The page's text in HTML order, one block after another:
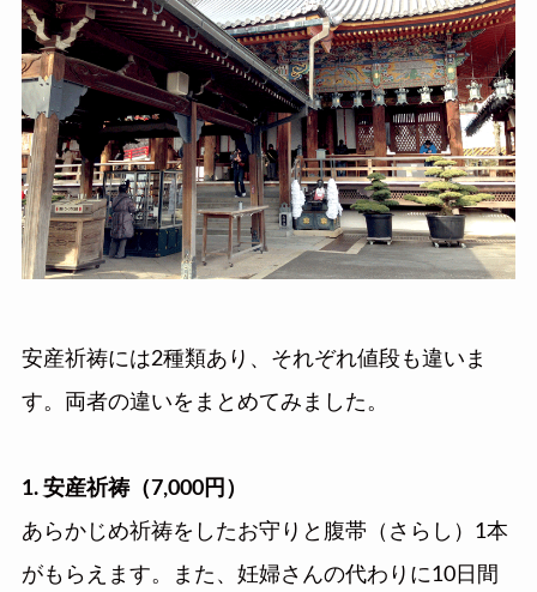
安産祈祷には2種類あり、それぞれ値段も違いま
す。両者の違いをまとめてみました。
1. 安産祈祷（7,000円）
あらかじめ祈祷をしたお守りと腹帯（さらし）1本
がもらえます。また、妊婦さんの代わりに10日間